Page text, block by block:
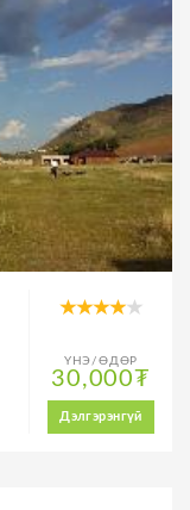
ҮНЭ/ӨДӨР
30,000₮
Дэлгэрэнгүй